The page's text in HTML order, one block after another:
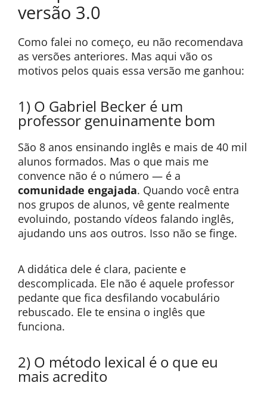
versão 3.0
Como falei no começo, eu não recomendava
as versões anteriores. Mas aqui vão os
motivos pelos quais essa versão me ganhou:
1) O Gabriel Becker é um
professor genuinamente bom
São 8 anos ensinando inglês e mais de 40 mil
alunos formados. Mas o que mais me
convence não é o número — é a
comunidade engajada. Quando você entra
nos grupos de alunos, vê gente realmente
evoluindo, postando vídeos falando inglês,
ajudando uns aos outros. Isso não se finge.
A didática dele é clara, paciente e
descomplicada. Ele não é aquele professor
pedante que fica desfilando vocabulário
rebuscado. Ele te ensina o inglês que
funciona.
2) O método lexical é o que eu
mais acredito